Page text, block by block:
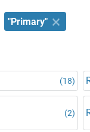
"Primary"
(18)
(2)